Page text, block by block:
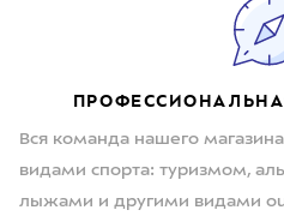
Вся команда нашего
видами спорта: туризмом,
лыжами и другими видами